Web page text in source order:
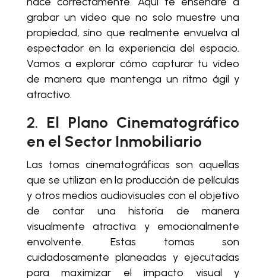
grabar un video que no solo muestre una
propiedad, sino que realmente envuelva al
espectador en la experiencia del espacio.
Vamos a explorar cómo capturar tu video
de manera que mantenga un ritmo ágil y
atractivo.
2. El Plano Cinematográfico
en el Sector Inmobiliario
Las tomas cinematográficas son aquellas
que se utilizan en la producción de películas
y otros medios audiovisuales con el objetivo
de contar una historia de manera
visualmente atractiva y emocionalmente
envolvente. Estas tomas son
cuidadosamente planeadas y ejecutadas
para maximizar el impacto visual y